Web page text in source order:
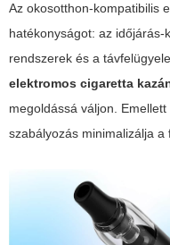
Az okosotthon-kompatibilis
hatékonyságot: az
rendszerek és a
elektromos cigaretta
megoldássá váljon.
szabályozás minimalizálja